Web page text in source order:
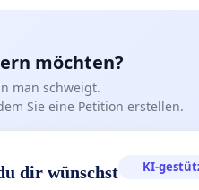
möchten?
man schweigt.
Sie eine Petition erstellen.
dir wünschst KI-